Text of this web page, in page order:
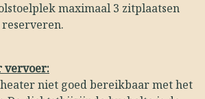
maximaal 3 zitplaatsen
vervoer:
niet goed bereikbaar met het